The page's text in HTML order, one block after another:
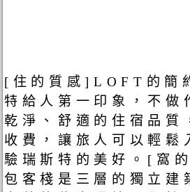
[住的質感]LOFT的簡
特給人第一印象，不做
乾淨、舒適的住宿品質
收費，讓旅人可以輕鬆
驗瑞斯特的美好。[窩
包客棧是三層的獨立建